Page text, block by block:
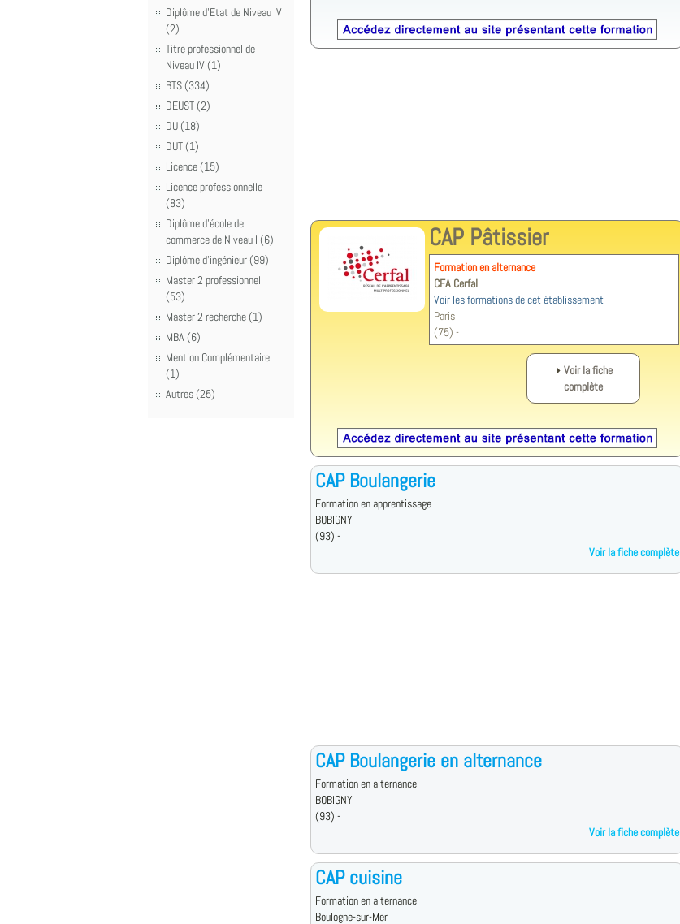
Diplôme d'Etat de Niveau IV
(2)
Titre professionnel de
Niveau IV (1)
BTS (334)
DEUST (2)
DU (18)
DUT (1)
Licence (15)
Licence professionnelle
(83)
Diplôme d'école de
commerce de Niveau I (6)
Diplôme d'ingénieur (99)
Master 2 professionnel
(53)
Master 2 recherche (1)
MBA (6)
Mention Complémentaire
(1)
Autres (25)
CAP Pâtissier
Formation en alternance
CFA Cerfal
Voir les formations de cet établissement
Paris
(75) -
Voir la fiche
complète
CAP Boulangerie
Formation en apprentissage
BOBIGNY
(93) -
Voir la fiche complète
CAP Boulangerie en alternance
Formation en alternance
BOBIGNY
(93) -
Voir la fiche complète
CAP cuisine
Formation en alternance
Boulogne-sur-Mer